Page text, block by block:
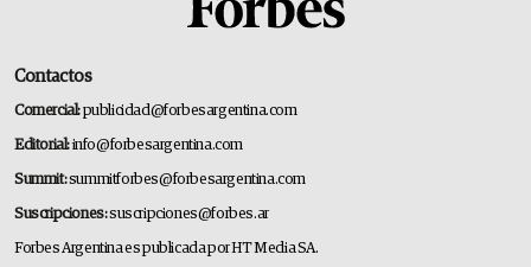
Contactos
Comercial:publicidad@forbesargentina.com
Editorial:info@forbesargentina.com
Summit:summitforbes@forbesargentina.com
Suscripciones:suscripciones@forbes.ar
Forbes Argentina es publicada por HT Media SA.